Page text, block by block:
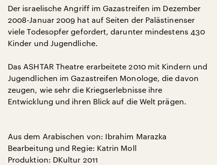
Der israelische Angriff im Gazastreifen im Dezember
2008-Januar 2009 hat auf Seiten der Palästinenser
viele Todesopfer gefordert, darunter mindestens 430
Kinder und Jugendliche.
Das ASHTAR Theatre erarbeitete 2010 mit Kindern und
Jugendlichen im Gazastreifen Monologe, die davon
zeugen, wie sehr die Kriegserlebnisse ihre
Entwicklung und ihren Blick auf die Welt prägen.
Aus dem Arabischen von: Ibrahim Marazka
Bearbeitung und Regie: Katrin Moll
Produktion: DKultur 2011